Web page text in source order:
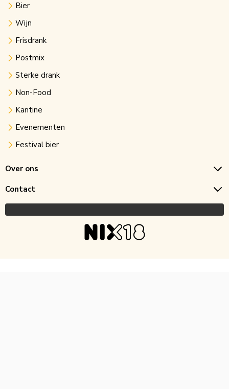
Bier
Wijn
Frisdrank
Postmix
Sterke drank
Non-Food
Kantine
Evenementen
Festival bier
Over ons
Contact